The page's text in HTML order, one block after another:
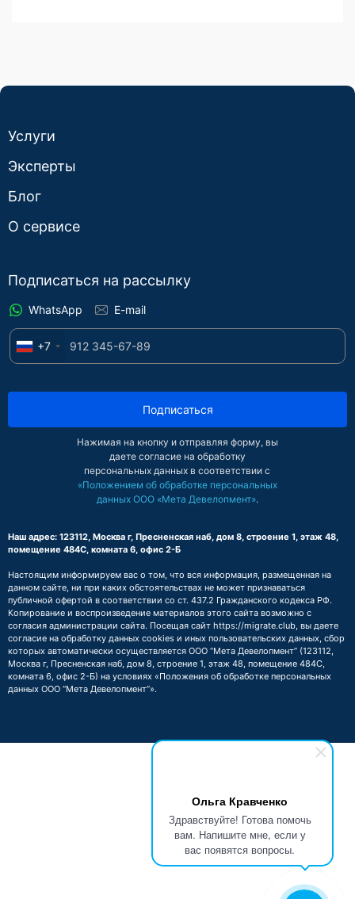
Ольга Кравченко
Здравствуйте! Готова помочь
вам. Напишите мне, если у
вас появятся вопросы.
Услуги
Эксперты
Блог
О сервисе
Подписаться на рассылку
WhatsApp E-mail
+7
Подписаться
Нажимая на кнопку и отправляя форму, вы
даете согласие на обработку
персональных данных в соответствии с
«Положением об обработке персональных
данных ООО «Мета Девелопмент».
Наш адрес: 123112, Москва г, Пресненская наб, дом 8, строение 1, этаж 48,
помещение 484С, комната 6, офис 2-Б
Настоящим информируем вас о том, что вся информация, размещенная на
данном сайте, ни при каких обстоятельствах не может признаваться
публичной офертой в соответствии со ст. 437.2 Гражданского кодекса РФ.
Копирование и воспроизведение материалов этого сайта возможно с
согласия администрации сайта. Посещая сайт https://migrate.club, вы даете
согласие на обработку данных cookies и иных пользовательских данных, сбор
которых автоматически осуществляется ООО “Мета Девелопмент” (123112,
Москва г, Пресненская наб, дом 8, строение 1, этаж 48, помещение 484С,
комната 6, офис 2-Б) на условиях «Положения об обработке персональных
данных ООО “Мета Девелопмент”».